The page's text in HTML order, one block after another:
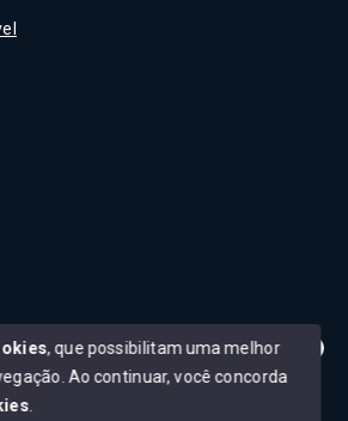
Olá! Tudo bem?
Rojane - Todos os direitos
, que possibilitam uma melhor
Ao continuar, você concorda